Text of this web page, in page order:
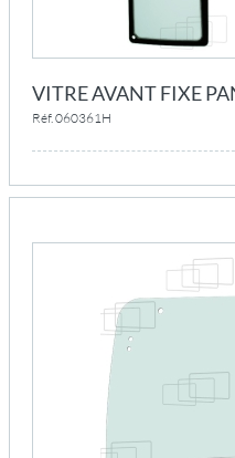
VITRE AVANT FIXE
Réf. 060361H